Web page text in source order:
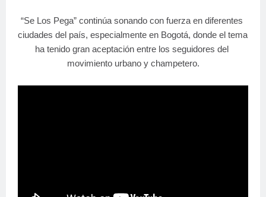
“Se Los Pega” continúa sonando con fuerza en diferentes
ciudades del país, especialmente en Bogotá, donde el tema
ha tenido gran aceptación entre los seguidores del
movimiento urbano y champetero.